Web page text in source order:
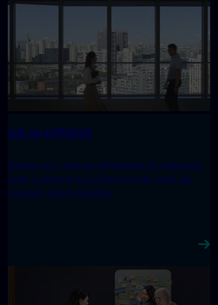
Jak se přihlásit
Zjistěte více o způsobu přihlašování do výběrových
řízení a seznamte se s užitečnými tipy, které vás
procesem náboru provedou.